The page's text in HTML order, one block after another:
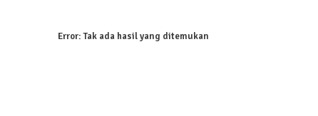
Error:Tak ada hasil yang ditemukan